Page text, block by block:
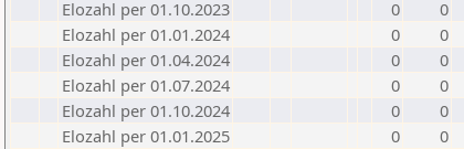
Elozahl per 01.10.2023
0
0
Elozahl per 01.01.2024
0
0
Elozahl per 01.04.2024
0
0
Elozahl per 01.07.2024
0
0
Elozahl per 01.10.2024
0
0
Elozahl per 01.01.2025
0
0